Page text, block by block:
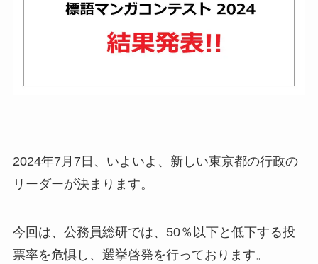
2024年7月7日、いよいよ、新しい東京都の行政の
リーダーが決まります。
今回は、公務員総研では、50％以下と低下する投
票率を危惧し、選挙啓発を行っております。